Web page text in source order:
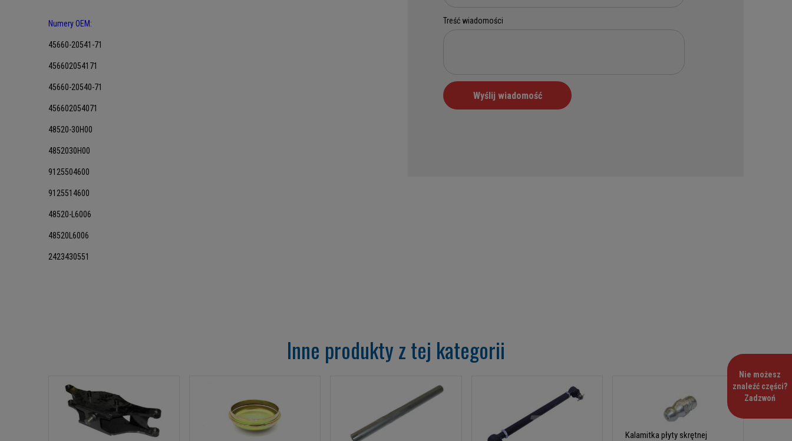
Numery OEM:
45660-20541-71
456602054171
45660-20540-71
456602054071
48520-30H00
4852030H00
9125504600
9125514600
48520-L6006
48520L6006
2423430551
Inne produkty z tej kategorii
Kalamitka płyty skrętnej
Nie możesz
znaleźć części?
Zadzwoń